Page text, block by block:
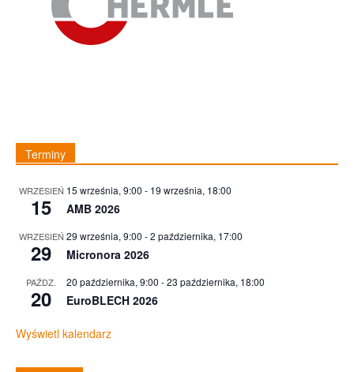
Terminy
WRZESIEŃ
15
15 września, 9:00 - 19 września, 18:00
AMB 2026
WRZESIEŃ
29
29 września, 9:00 -2 października, 17:00
Micronora 2026
PAŹDZ.
20
20 października, 9:00 -23 października, 18:00
EuroBLECH 2026
Wyświetl kalendarz